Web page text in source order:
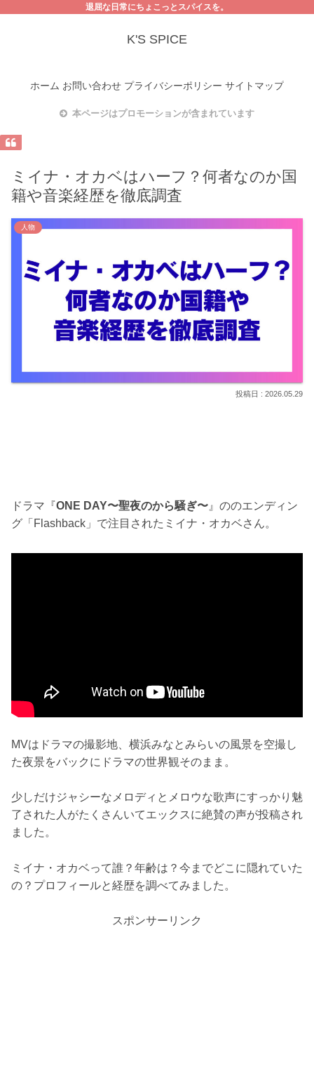
退屈な日常にちょこっとスパイスを。
K'S SPICE
ホーム お問い合わせ プライバシーポリシー サイトマップ
本ページはプロモーションが含まれています
ミイナ・オカベはハーフ？何者なのか国
籍や音楽経歴を徹底調査
人物
2026.05.29
ドラマ『ONE DAY〜聖夜のから騒ぎ〜 』ののエンディン
グ「Flashback」で注目されたミイナ・オカベさん。
MVはドラマの撮影地、横浜みなとみらいの風景を空撮し
た夜景をバックにドラマの世界観そのまま。
少しだけジャシーなメロディとメロウな歌声にすっかり魅
了された人がたくさんいてエックスに絶賛の声が投稿され
ました。
ミイナ・オカベって誰？年齢は？今までどこに隠れていた
の？プロフィールと経歴を調べてみました。
スポンサーリンク